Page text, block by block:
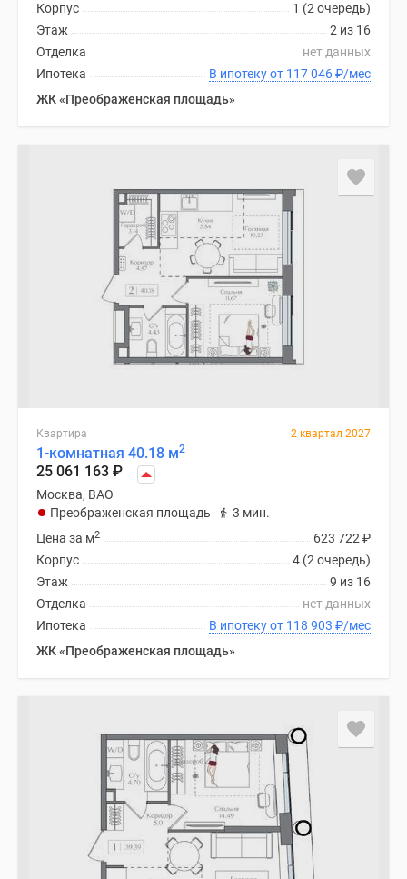
1 (2 очередь)
Корпус
2 из 16
Этаж
нет данных
Отделка
В ипотеку от 117 046₽/мес
Ипотека
ЖК «Преображенская площадь»
Квартира 2 квартал 2027
1-комнатная 40.18 м2
25 061 163 ₽
Москва, ВАО
Преображенская площадь
3 мин.
623 722 ₽
Цена за м2
4 (2 очередь)
Корпус
9 из 16
Этаж
нет данных
Отделка
В ипотеку от 118 903 ₽/мес
Ипотека
ЖК «Преображенская площадь»